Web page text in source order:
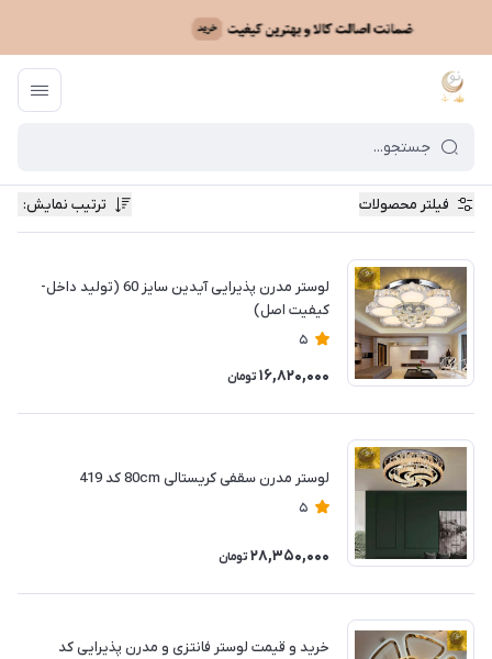
فیلتر محصولات ترتیب نمایش:
لوستر مدرن پذیرایی آیدین سایز 60 (تولید داخل-
کیفیت اصل)
5
16,820,000 تومان
لوستر مدرن سقفی کریستالی 80cm کد 419
5
28,350,000 تومان
خرید و قیمت لوستر فانتزی و مدرن پذیرایی کد